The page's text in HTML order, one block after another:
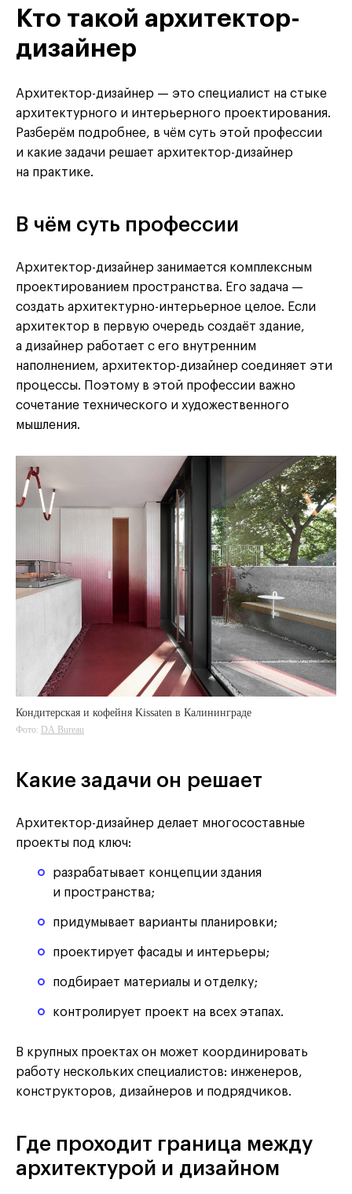
Кто такой архитектор-
дизайнер
Архитектор-дизайнер — это специалист на стыке
архитектурного и интерьерного проектирования.
Разберём подробнее, в чём суть этой профессии
и какие задачи решает архитектор-дизайнер
на практике.
В чём суть профессии
Архитектор-дизайнер занимается комплексным
проектированием пространства. Его задача —
создать архитектурно-интерьерное целое. Если
архитектор в первую очередь создаёт здание,
а дизайнер работает с его внутренним
наполнением, архитектор-дизайнер соединяет эти
процессы. Поэтому в этой профессии важно
сочетание технического и художественного
мышления.
Кондитерская и кофейня Kissaten в Калининграде
Фото: DA Bureau
Какие задачи он решает
Архитектор-дизайнер делает многосоставные
проекты под ключ:
разрабатывает концепции здания
и пространства;
придумывает варианты планировки;
проектирует фасады и интерьеры;
подбирает материалы и отделку;
контролирует проект на всех этапах.
В крупных проектах он может координировать
работу нескольких специалистов: инженеров,
конструкторов, дизайнеров и подрядчиков.
Где проходит граница между
архитектурой и дизайном